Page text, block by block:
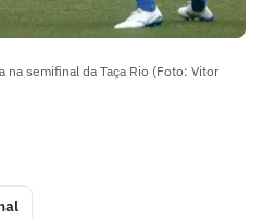
na semifinal da Taça Rio (Foto: Vitor